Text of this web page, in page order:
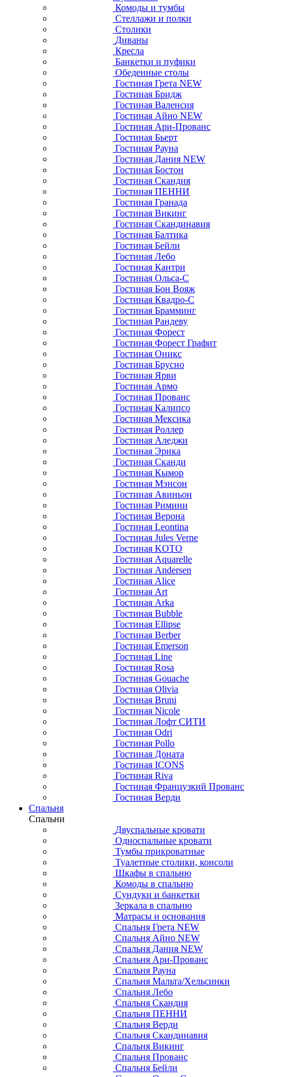
Комоды и тумбы
Стеллажи и полки
Столики
Диваны
Кресла
Банкетки и пуфики
Обеденные столы
Гостиная Грета NEW
Гостиная Бридж
Гостиная Валенсия
Гостиная Айно NEW
Гостиная Ари-Прованс
Гостиная Бьерт
Гостиная Рауна
Гостиная Дания NEW
Гостиная Бостон
Гостиная Скандия
Гостиная ПЕННИ
Гостиная Гранада
Гостиная Викинг
Гостиная Скандинавия
Гостиная Балтика
Гостиная Бейли
Гостиная Лебо
Гостиная Кантри
Гостиная Ольса-С
Гостиная Бон Вояж
Гостиная Квадро-С
Гостиная Брамминг
Гостиная Рандеву
Гостиная Форест
Гостиная Форест Графит
Гостиная Оникс
Гостиная Брусно
Гостиная Ярви
Гостиная Армо
Гостиная Прованс
Гостиная Калипсо
Гостиная Мексика
Гостиная Роллер
Гостиная Аледжи
Гостиная Эрика
Гостиная Сканди
Гостиная Кымор
Гостиная Мэнсон
Гостиная Авиньон
Гостиная Римини
Гостиная Верона
Гостиная Leontina
Гостиная Jules Verne
Гостиная KOTO
Гостиная Aquarelle
Гостиная Andersen
Гостиная Alice
Гостиная Art
Гостиная Arka
Гостиная Bubble
Гостиная Ellipse
Гостиная Berber
Гостиная Emerson
Гостиная Line
Гостиная Rosa
Гостиная Gouache
Гостиная Olivia
Гостиная Bruni
Гостиная Nicole
Гостиная Лофт СИТИ
Гостиная Odri
Гостиная Pollo
Гостиная Доната
Гостиная ICONS
Гостиная Riva
Гостиная Французкий Прованс
Гостиная Верди
Спальня
Спальни
Двуспальные кровати
Односпальные кровати
Тумбы прикроватные
Туалетные столики, консоли
Шкафы в спальню
Комоды в спальню
Сундуки и банкетки
Зеркала в спальню
Матрасы и основания
Спальня Грета NEW
Спальня Айно NEW
Спальня Дания NEW
Спальня Ари-Прованс
Спальня Рауна
Спальня Мальта/Хельсинки
Спальня Лебо
Спальня Скандия
Спальня ПЕННИ
Спальня Верди
Спальня Скандинавия
Спальня Викинг
Спальня Прованс
Спальня Бейли